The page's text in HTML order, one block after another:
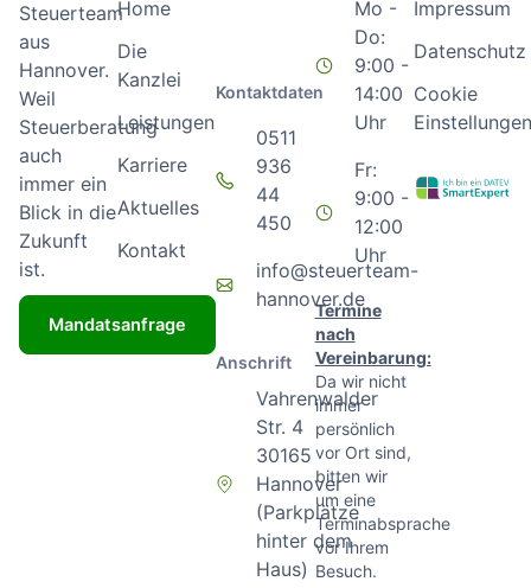
Steuerteam
aus
Hannover.
Weil
Steuerberatung
auch
immer ein
Blick in die
Zukunft
ist.
Mandatsanfrage
Home
Die
Kanzlei
Leistungen
Karriere
Aktuelles
Kontakt
Kontaktdaten
0511
936
44
450
info@steuerteam-
hannover.de
Anschrift
Vahrenwalder
Str. 4
30165
Hannover
(Parkplätze
hinter dem
Haus)
Mo -
Do:
9:00 -
14:00
Uhr
Fr:
9:00 -
12:00
Uhr
Termine
nach
Vereinbarung:
Da wir nicht
immer
persönlich
vor Ort sind,
bitten wir
um eine
Terminabsprache
vor Ihrem
Besuch.
Impressum
Datenschutz
Cookie
Einstellungen